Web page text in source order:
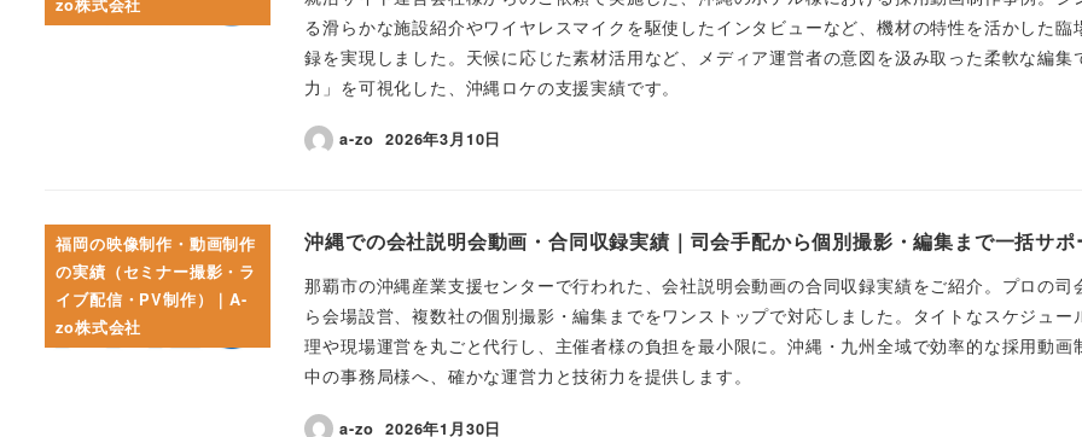
zo株式会社
る滑らかな施設紹介やワイヤレスマイクを駆使したインタビューなど、機材の特性を活かした臨
録を実現しました。天候に応じた素材活用など、メディア運営者の意図を汲み取った柔軟な編集
力」を可視化した、沖縄ロケの支援実績です。
a-zo 2026年3月10日
福岡の映像制作・動画制作
の実績（セミナー撮影・ラ
イブ配信・PV制作）｜A-
zo株式会社
沖縄での会社説明会動画・合同収録実績｜司会手配から個別撮影・編集まで一括サポ
那覇市の沖縄産業支援センターで行われた、会社説明会動画の合同収録実績をご紹介。プロの司
ら会場設営、複数社の個別撮影・編集までをワンストップで対応しました。タイトなスケジュー
理や現場運営を丸ごと代行し、主催者様の負担を最小限に。沖縄・九州全域で効率的な採用動画
中の事務局様へ、確かな運営力と技術力を提供します。
a-zo 2026年1月30日